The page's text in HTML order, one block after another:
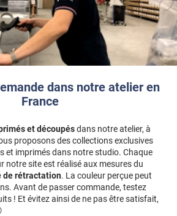
dans notre atelier en
France
et découpésdans notre atelier, à
proposons des collections exclusives
et imprimés dans notre studio. Chaque
notre site est réalisé aux mesures du
de rétractation. La couleur perçue peut
Avant de passer commande, testez
! Et évitez ainsi de ne pas être satisfait,